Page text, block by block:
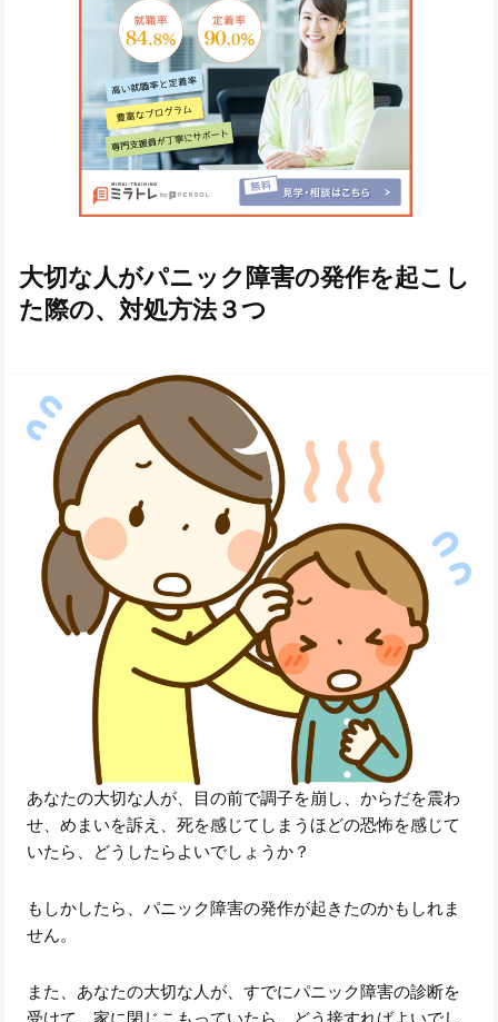
大切な人がパニック障害の発作を起こし
た際の、対処方法３つ
あなたの大切な人が、目の前で調子を崩し、からだを震わ
せ、めまいを訴え、死を感じてしまうほどの恐怖を感じて
いたら、どうしたらよいでしょうか？
もしかしたら、パニック障害の発作が起きたのかもしれま
せん。
また、あなたの大切な人が、すでにパニック障害の診断を